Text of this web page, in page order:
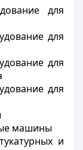
для
для
для
для
машины
и